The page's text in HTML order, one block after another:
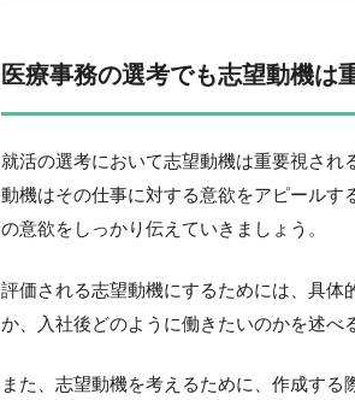
医療事務の選考でも志望動機は
就活の選考において志望動機は重要視さ
動機はその仕事に対する意欲をアピール
の意欲をしっかり伝えていきましょう。
評価される志望動機にするためには、具
か、入社後どのように働きたいのかを述べ
また、志望動機を考えるために、作成す